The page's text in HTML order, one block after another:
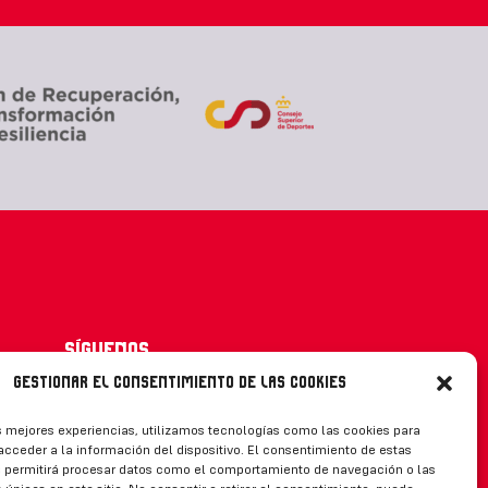
Gestionar el consentimiento de las cookies
mejores experiencias, utilizamos tecnologías como las cookies para
a la información del dispositivo. El consentimiento de estas
procesar datos como el comportamiento de navegación o las
Síguenos
CONTACTO